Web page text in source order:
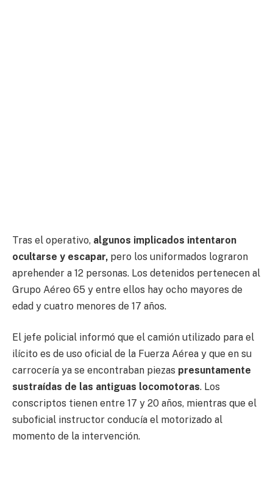
Tras el operativo, algunos implicados intentaron
ocultarse y escapar, pero los uniformados lograron
aprehender a 12 personas. Los detenidos pertenecen al
Grupo Aéreo 65 y entre ellos hay ocho mayores de
edad y cuatro menores de 17 años.
El jefe policial informó que el camión utilizado para el
ilícito es de uso oficial de la Fuerza Aérea y que en su
carrocería ya se encontraban piezas presuntamente
sustraídas de las antiguas locomotoras. Los
conscriptos tienen entre 17 y 20 años, mientras que el
suboficial instructor conducía el motorizado al
momento de la intervención.